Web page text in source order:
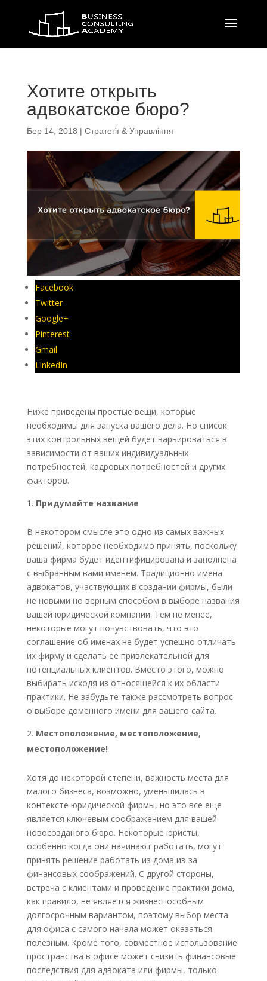
Хотите открыть
адвокатское бюро?
Бер 14, 2018 | Стратегії & Управління
Facebook
Twitter
Google+
Pinterest
Gmail
LinkedIn
Ниже приведены простые вещи, которые
необходимы для запуска вашего дела. Но список
этих контрольных вещей будет варьироваться в
зависимости от ваших индивидуальных
потребностей, кадровых потребностей и других
факторов.
Придумайте название
В некотором смысле это одно из самых важных
решений, которое необходимо принять, поскольку
ваша фирма будет идентифицирована и заполнена
с выбранным вами именем. Традиционно имена
адвокатов, участвующих в создании фирмы, были
не новыми но верным способом в выборе названия
вашей юридической компании. Тем не менее,
некоторые могут почувствовать, что это
соглашение об именах не будет успешно отличать
их фирму и сделать ее привлекательной для
потенциальных клиентов. Вместо этого, можно
выбирать исходя из относящейся к их области
практики. Не забудьте также рассмотреть вопрос
о выборе доменного имени для вашего сайта.
Местоположение, местоположение,
местоположение!
Хотя до некоторой степени, важность места для
малого бизнеса, возможно, уменьшилась в
контексте юридической фирмы, но это все еще
является ключевым соображением для вашей
новосозданого бюро. Некоторые юристы,
особенно когда они начинают работать, могут
принять решение работать из дома из-за
финансовых соображений. С другой стороны,
встреча с клиентами и проведение практики дома,
как правило, не является жизнеспособным
долгосрочным вариантом, поэтому выбор места
для офиса с самого начала может оказаться
полезным. Кроме того, совместное использование
пространства в офисе может снизить финансовые
последствия для адвоката или фирмы, только